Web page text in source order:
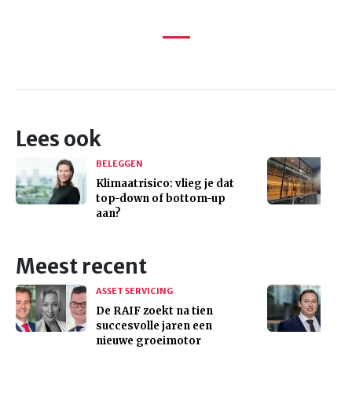
Lees ook
BELEGGEN
Klimaatrisico: vlieg je dat
top-down of bottom-up
aan?
Meest recent
ASSET SERVICING
De RAIF zoekt na tien
succesvolle jaren een
nieuwe groeimotor